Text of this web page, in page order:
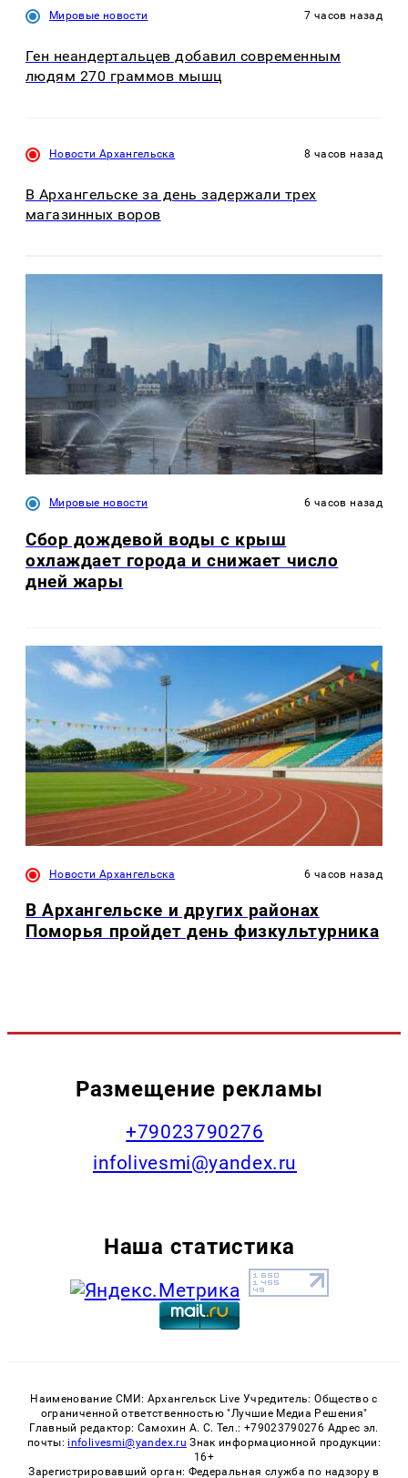
Мировые новости 7 часов назад
Ген неандертальцев добавил современным
людям 270 граммов мышц
Новости Архангельска 8 часов назад
В Архангельске за день задержали трех
магазинных воров
Мировые новости 6 часов назад
Сбор дождевой воды с крыш
охлаждает города и снижает число
дней жары
Новости Архангельска 6 часов назад
В Архангельске и других районах
Поморья пройдет день физкультурника
Размещение рекламы
+79023790276
infolivesmi@yandex.ru
Наша статистика
Наименование СМИ: Архангельск Live Учредитель: Общество с
ограниченной ответственностью "Лучшие Медиа Решения"
Главный редактор: Самохин А. С. Тел.: +79023790276 Адрес эл.
почты: infolivesmi@yandex.ru Знак информационной продукции:
16+
Зарегистрировавший орган: Федеральная служба по надзору в